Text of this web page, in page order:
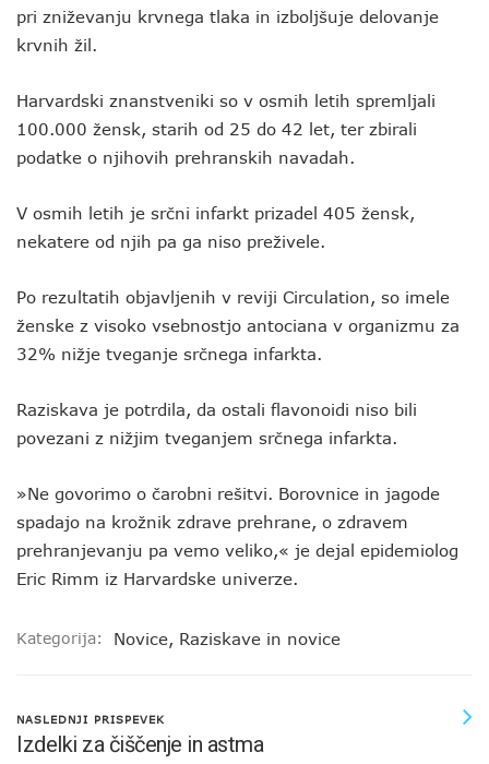
pri zniževanju krvnega tlaka in izboljšuje delovanje
krvnih žil.
Harvardski znanstveniki so v osmih letih spremljali
100.000 žensk, starih od 25 do 42 let, ter zbirali
podatke o njihovih prehranskih navadah.
V osmih letih je srčni infarkt prizadel 405 žensk,
nekatere od njih pa ga niso preživele.
Po rezultatih objavljenih v reviji Circulation, so imele
ženske z visoko vsebnostjo antociana v organizmu za
32% nižje tveganje srčnega infarkta.
Raziskava je potrdila, da ostali flavonoidi niso bili
povezani z nižjim tveganjem srčnega infarkta.
»Ne govorimo o čarobni rešitvi. Borovnice in jagode
spadajo na krožnik zdrave prehrane, o zdravem
prehranjevanju pa vemo veliko,« je dejal epidemiolog
Eric Rimm iz Harvardske univerze.
Kategorija: Novice, Raziskave in novice
NASLEDNJI PRISPEVEK
Izdelki za čiščenje in astma